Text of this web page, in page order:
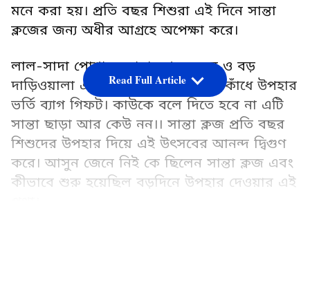
মনে করা হয়। প্রতি বছর শিশুরা এই দিনে সান্তা
ক্লজের জন্য অধীর আগ্রহে অপেক্ষা করে।
লাল-সাদা পোশাক, সাদা ধপধবে চুল ও বড়
দাড়িওয়ালা একজন বয়স্ক মানুষ এবং কাঁধে উপহার
ভর্তি ব্যাগ গিফট। কাউকে বলে দিতে হবে না এটি
সান্তা ছাড়া আর কেউ নন।। সান্তা ক্লজ প্রতি বছর
শিশুদের উপহার দিয়ে এই উৎসবের আনন্দ দ্বিগুণ
করে। আসুন জেনে নিই কে ছিলেন সান্তা ক্লজ এবং
কীভাবে শুরু হয়েছিল বড়দিনে উপহার দেওয়ার এই
Read Full Article